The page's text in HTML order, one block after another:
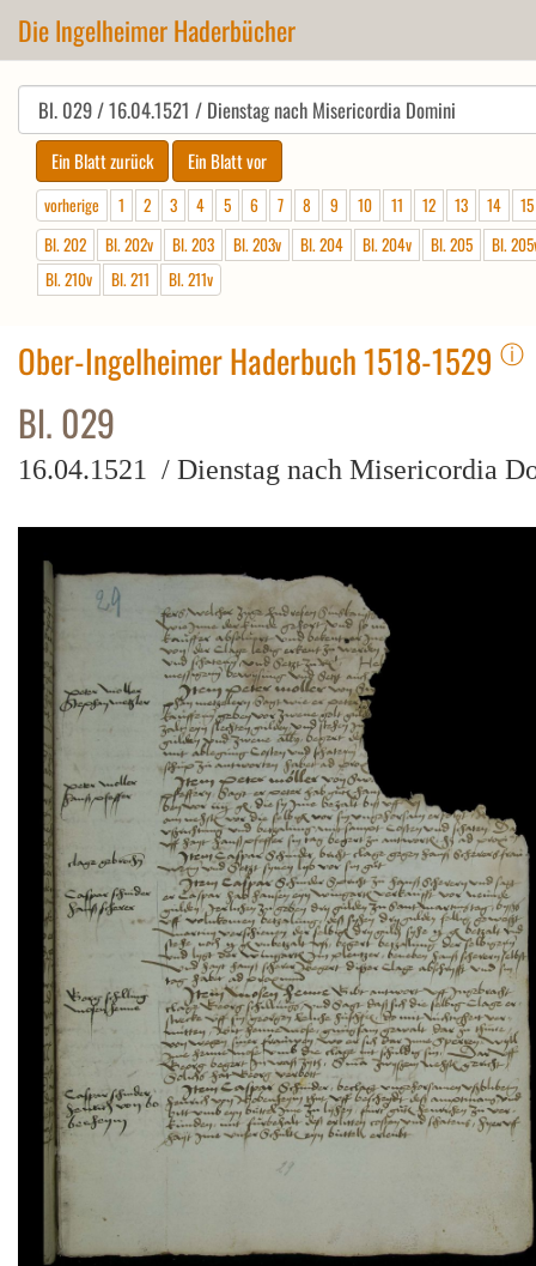
Die Ingelheimer Haderbücher
vorherige 1 2 3 4 5 6 7 8 9 10 11 12 13 14
15
Bl. 202
Bl. 202v Bl. 203 Bl. 203v Bl. 204 Bl. 204v Bl. 205
Bl.
Bl. 210v
Bl. 211 Bl. 211v
Ober-Ingelheimer Haderbuch 1518-1529 ⓘ
Bl. 029
16.04.1521 / Dienstag nach Misericordia